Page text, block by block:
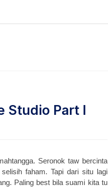
Studio Part I
Seronok taw bercinta
faham. Tapi dari situ lagi
Paling best bila suami kita tu